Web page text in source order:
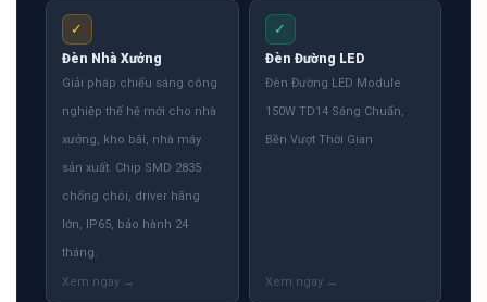
✓
Đèn Nhà Xưởng
Giải pháp chiếu sáng công
nghiệp thế hệ mới cho nhà
xưởng, kho bãi, nhà máy
sản xuất. Chip SMD 2835
chống chói, driver hãng
lớn, IP65, bảo hành 24
tháng.
✓
Đèn Đường LED
Đèn Đường LED Module
150W TD14 Sáng Chuẩn,
Bền Vượt Thời Gian